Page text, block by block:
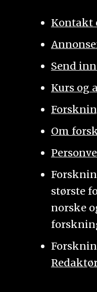
Kontakt
Send
Kurs og
Om
største
norske